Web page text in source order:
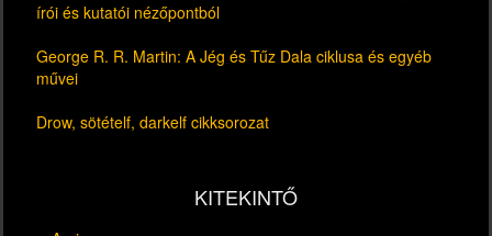
írói és kutatói nézőpontból
George R. R. Martin: A Jég és Tűz Dala ciklusa és egyéb
művei
Drow, sötételf, darkelf cikksorozat
KITEKINTŐ